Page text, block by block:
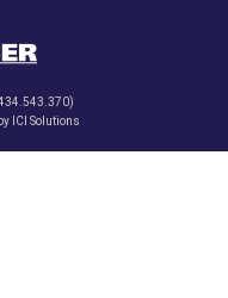
ICI Solutions